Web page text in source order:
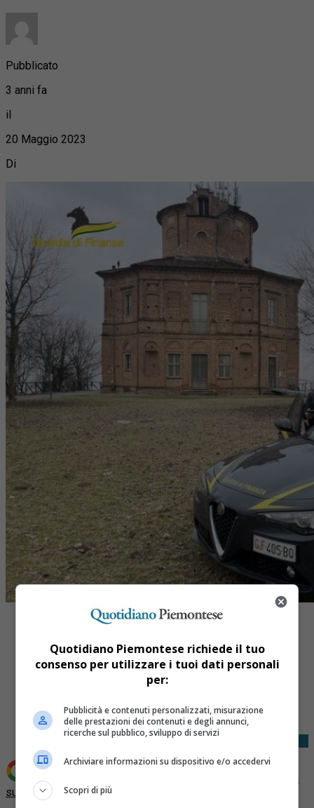
Pubblicato
3 anni fa
il
20 Maggio 2023
Di
Aggiungi Quotidiano Piemontese come
Fonte preferita
su Google
Quotidiano Piemontese richiede il tuo
consenso per utilizzare i tuoi dati personali
per:
Pubblicità e contenuti personalizzati, misurazione
delle prestazioni dei contenuti e degli annunci,
ricerche sul pubblico, sviluppo di servizi
Archiviare informazioni su dispositivo e/o accedervi
Scopri di più